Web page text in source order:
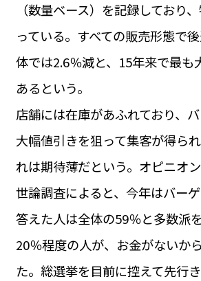
（数量ベース）を記録しており
っている。すべての販売形態で
体では2.6％減と、15年来で最も
あるという。
店舗には在庫があふれており、
大幅値引きを狙って集客が得ら
れは期待薄だという。オピニオ
世論調査によると、今年はバー
答えた人は全体の59％と多数派
20％程度の人が、お金がないか
た。総選挙を目前に控えて先行